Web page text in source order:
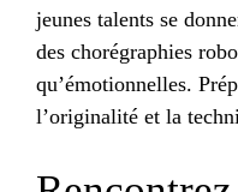
jeunes talents se
des chorégraphies
qu’émotionnelles.
l’originalité et la